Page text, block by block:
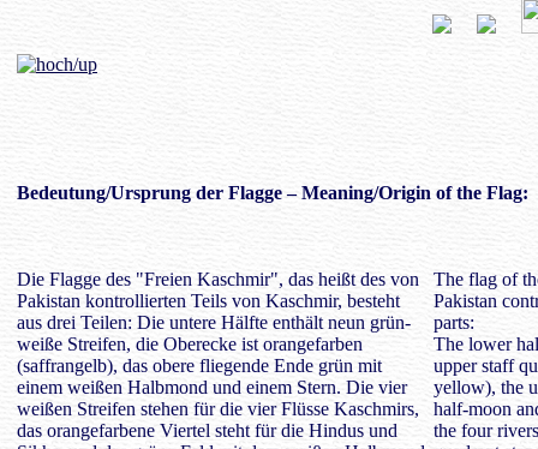
Bedeutung/Ursprung der Flagge – Meaning/Origin of the Flag:
Die Flagge des "Freien Kaschmir", das heißt des von
Pakistan kontrollierten Teils von Kaschmir, besteht
aus drei Teilen: Die untere Hälfte enthält neun grün-
weiße Streifen, die Oberecke ist orangefarben
(saffrangelb), das obere fliegende Ende grün mit
einem weißen Halbmond und einem Stern. Die vier
weißen Streifen stehen für die vier Flüsse Kaschmirs,
das orangefarbene Viertel steht für die Hindus und
The flag of
Pakistan
parts:
The lower
upper staff
yellow), the
half-moon
the four